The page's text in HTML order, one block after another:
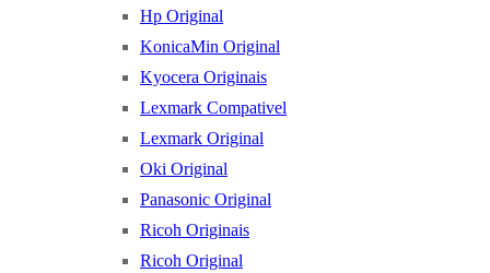
Hp Original
KonicaMin Original
Kyocera Originais
Lexmark Compativel
Lexmark Original
Oki Original
Panasonic Original
Ricoh Originais
Ricoh Original